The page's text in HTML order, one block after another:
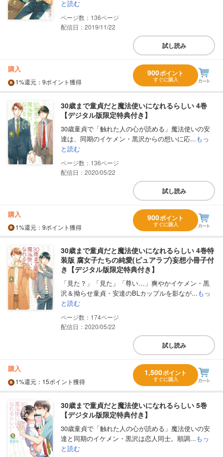
と読む
136
配信日：2019/11/22
試し読み
購入
1%還元 ：9ポイント獲得
900ポイント
すぐに購入
30歳まで童貞だと魔法使いになれるらしい 4巻
【デジタル版限定特典付き】
30歳童貞で「触れた人の心が読める」魔法使いの安
達は、同期のイケメン・黒沢からの想いに応...もっ
と読む
136
配信日：2020/05/22
試し読み
購入
1%還元 ：9ポイント獲得
900ポイント
すぐに購入
30歳まで童貞だと魔法使いになれるらしい 4巻特
装版 腐女子たちの純愛(ピュアラブ)妄想小冊子付
き【デジタル版限定特典付き】
「見た？」「見た」「尊い…」爽やかイケメン・黒
沢＆拗らせ童貞・安達のBLカップルを影なが...もっ
と読む
174
配信日：2020/05/22
試し読み
購入
1%還元 ：15ポイント獲得
1,500ポイント
すぐに購入
30歳まで童貞だと魔法使いになれるらしい 5巻
【デジタル版限定特典付き】
30歳童貞で「触れた人の心が読める」魔法使いの安
達と同期のイケメン・黒沢は恋人同士。順調...もっ
と読む